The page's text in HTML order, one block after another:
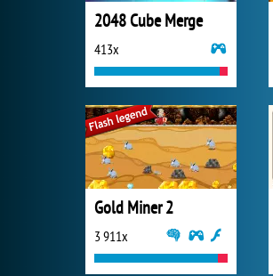
2048 Cube Merge
413x
Gold Miner 2
3 911x